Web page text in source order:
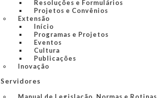
Resoluções e Formulários
Projetos e Convênios
Extensão
Início
Programas e Projetos
Eventos
Cultura
Publicações
Inovação
Servidores